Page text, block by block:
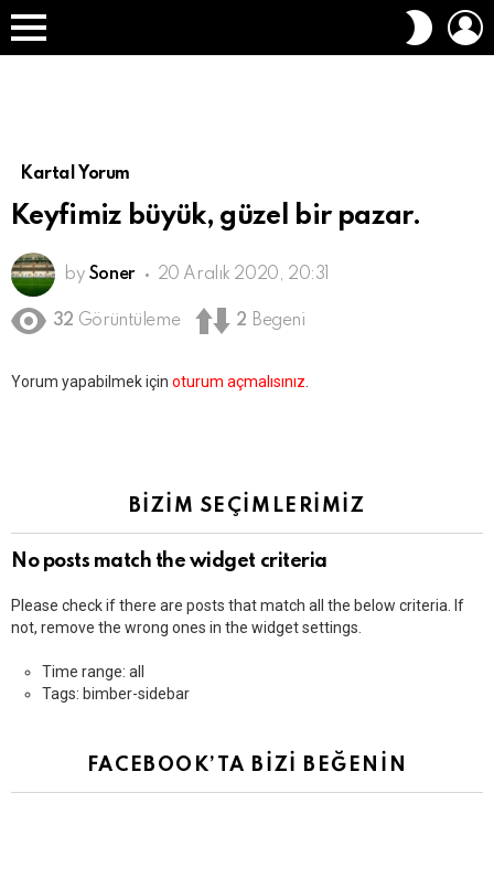
Menü
DIŞ
Kartal Yorum
Keyfimiz büyük, güzel bir pazar.
by Soner 20 Aralık 2020, 20:31
32 Görüntüleme 2 Begeni
Bir
Yorum yapabilmek için oturum açmalısınız.
BİZİM SEÇİMLERİMİZ
No posts match the widget criteria
Please check if there are posts that match all the below criteria. If
not, remove the wrong ones in the widget settings.
Time range: all
Tags: bimber-sidebar
FACEBOOK’TA BİZİ BEĞENİN